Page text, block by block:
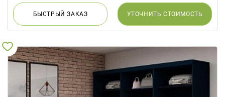
БЫСТРЫЙЗАКАЗ УТОЧНИТЬ СТОИМОСТЬ